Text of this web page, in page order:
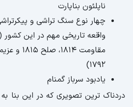
ناپلئون بناپارت
چهار نوع سنگ تراشی و
مقاومت
۱۷۹۲)
یادبود سرباز گمنام
دردناک ترین تصویری که در این بنا